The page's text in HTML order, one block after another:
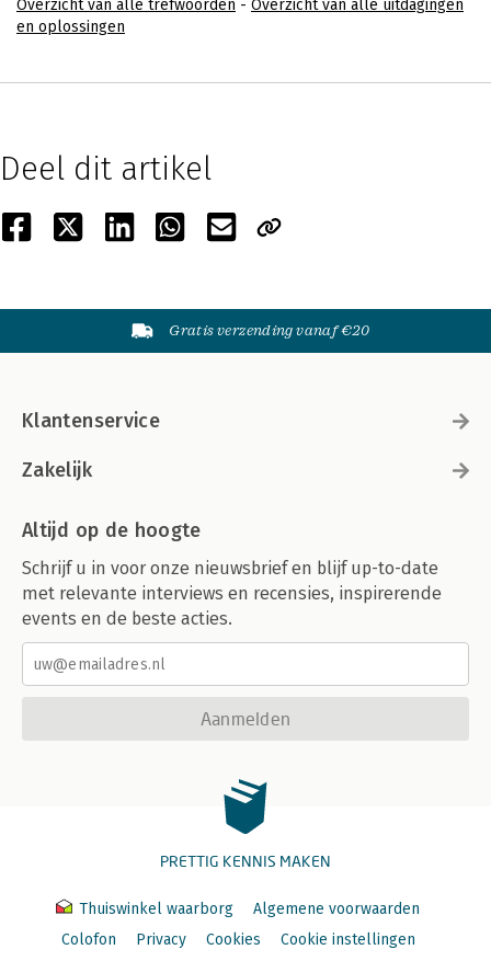
Overzicht van alle trefwoorden - Overzicht van alle uitdagingen
en oplossingen
Deel dit artikel
Gratis verzending vanaf €20
Klantenservice
Zakelijk
Altijd op de hoogte
Schrijf u in voor onze nieuwsbrief en blijf up-to-date
met relevante interviews en recensies, inspirerende
events en de beste acties.
Aanmelden
PRETTIG KENNIS MAKEN
Thuiswinkel waarborg
Algemene voorwaarden
Colofon
Privacy Cookies Cookie instellingen